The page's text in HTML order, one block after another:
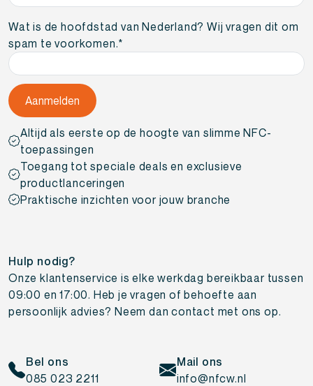
mailadres*
Wat is de hoofdstad van Nederland? Wij vragen dit om
spam te voorkomen.*
Altijd als eerste op de hoogte van slimme NFC-
toepassingen
Toegang tot speciale deals en exclusieve
productlanceringen
Praktische inzichten voor jouw branche
Hulp nodig?
Onze klantenservice is elke werkdag bereikbaar tussen
09:00 en 17:00. Heb je vragen of behoefte aan
persoonlijk advies? Neem dan contact met ons op.
Bel ons
085 023 2211
Mail ons
info@nfcw.nl